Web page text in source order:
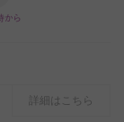
詳細はこちら